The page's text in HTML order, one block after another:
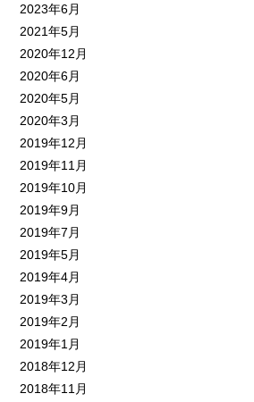
2023年6月
2021年5月
2020年12月
2020年6月
2020年5月
2020年3月
2019年12月
2019年11月
2019年10月
2019年9月
2019年7月
2019年5月
2019年4月
2019年3月
2019年2月
2019年1月
2018年12月
2018年11月